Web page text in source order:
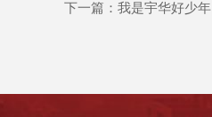
下一篇： 我是宇华好少年